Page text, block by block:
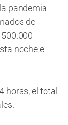
pandemia
de
noche el
horas, el total